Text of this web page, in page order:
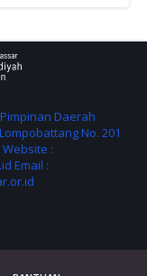
Daerah
No. 201
:
Email :